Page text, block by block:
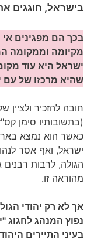
בישראל, חוגגים
בכך הם מפגינים
מקיומה וממקומה
ישראל היא עוד
שהיא מרכזו של עם
חובה להזכיר
(בתשובותיו סימן
כאשר הוא נמצא
ישראל, ואף אסר
הגולה, לרבות
מהוראה זו.
אך לא רק יהודי
נפוץ המנהג לחגוג
בעיני התיירים